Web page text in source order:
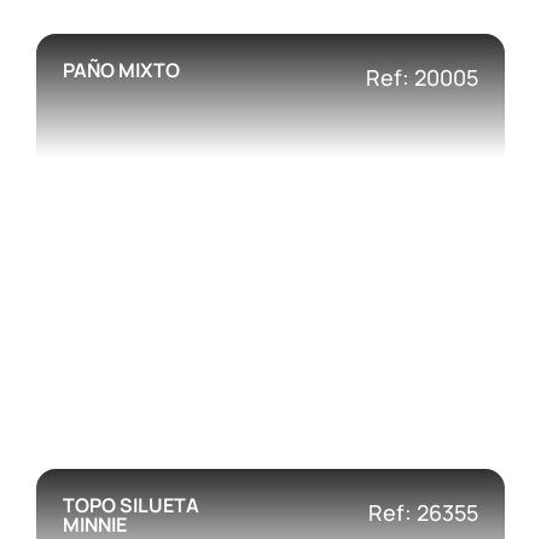
PAÑO MIXTO Ref: 20005
TOPO SILUETA
MINNIE Ref: 26355